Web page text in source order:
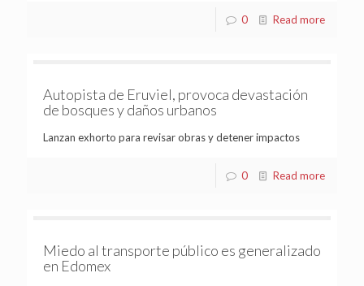
0 Read more
Autopista de Eruviel, provoca devastación
de bosques y daños urbanos
Lanzan exhorto para revisar obras y detener impactos
0 Read more
Miedo al transporte público es generalizado
en Edomex